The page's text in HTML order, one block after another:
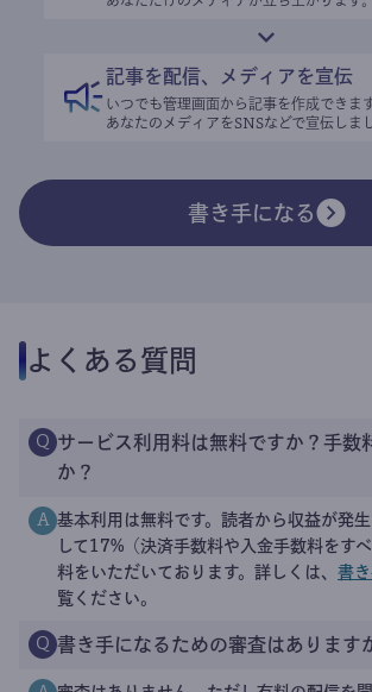
記事を配信、メディアを宣伝
いつでも管理画面から記事を作成できます
あなたのメディアをSNSなどで宣伝しま
書き手になる
よくある質問
Q サービス利用料は無料ですか？手数
か？
A 基本利用は無料です。読者から収益が発
して17%（決済手数料や入金手数料をす
料をいただいております。詳しくは、 書
覧ください。
Q 書き手になるための審査はあります